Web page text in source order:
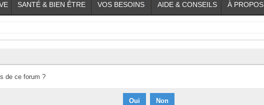
SANTÉ & BIEN ÊTRE VOS BESOINS AIDE & CONSEILS À PROPOS
de ce forum ?